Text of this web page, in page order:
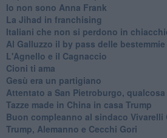
Io non sono Anna Frank
​La Jihad in franchising
Italiani che non si perdono in
Al Galluzzo il by pass delle bestemmie
L'Agnello e il Cagnaccio
Cioni ti ama
​Gesù era un partigiano
Attentato a San Pietroburgo,
Tazze made in China in casa Trump
Buon compleanno al sindaco Vivarelli
Trump, Alemanno e Cecchi Gori